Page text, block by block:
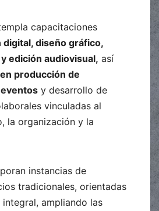
capacitaciones
digital, diseño gráfico,
edición audiovisual, así
en producción de
y desarrollo de
vinculadas al
la organización y la
instancias de
tradicionales, orientadas
ampliando las